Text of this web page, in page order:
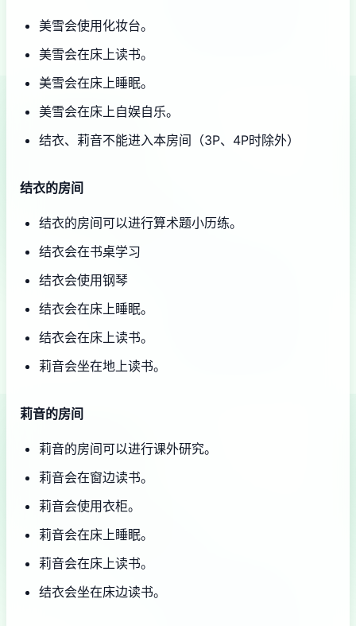
美雪会使用化妆台。
美雪会在床上读书。
美雪会在床上睡眠。
美雪会在床上自娱自乐。
结衣、莉音不能进入本房间（3P、4P时除外）
结衣的房间
结衣的房间可以进行算术题小历练。
结衣会在书桌学习
结衣会使用钢琴
结衣会在床上睡眠。
结衣会在床上读书。
莉音会坐在地上读书。
莉音的房间
莉音的房间可以进行课外研究。
莉音会在窗边读书。
莉音会使用衣柜。
莉音会在床上睡眠。
莉音会在床上读书。
结衣会坐在床边读书。